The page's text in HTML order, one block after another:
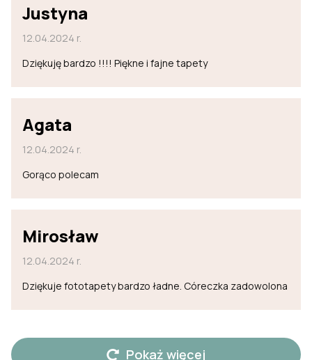
Justyna
12.04.2024 r.
Dziękuję bardzo !!!! Piękne i fajne tapety
Agata
12.04.2024 r.
Gorąco polecam
Mirosław
12.04.2024 r.
Dziękuje fototapety bardzo ładne. Córeczka zadowolona
Pokaż więcej